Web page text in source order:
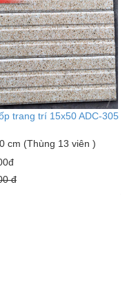
men Matt TK-6006M
cm (Thùng 4 viên =